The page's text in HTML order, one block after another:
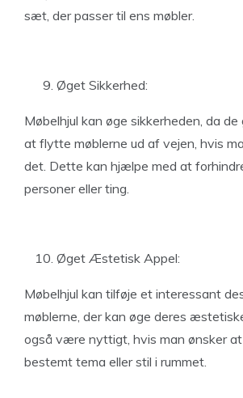
sæt, der passer til ens møbler.
Øget Sikkerhed:
Møbelhjul kan øge sikkerheden, da
at flytte møblerne ud af vejen, hvis
det. Dette kan hjælpe med at
personer eller ting.
Øget Æstetisk Appel:
Møbelhjul kan tilføje et interessant
møblerne, der kan øge deres
også være nyttigt, hvis man ønsker
bestemt tema eller stil i rummet.